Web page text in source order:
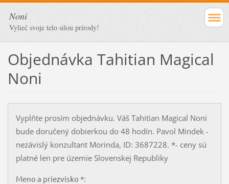
Noni
Vylieč svoje telo silou prírody!
Objednávka Tahitian Magical
Noni
Vyplňte prosím objednávku. Váš Tahitian Magical Noni
bude doručený dobierkou do 48 hodín. Pavol Mindek -
nezávislý konzultant Morinda, ID: 3687228. *- ceny sú
platné len pre územie Slovenskej Republiky
Meno a priezvisko *: